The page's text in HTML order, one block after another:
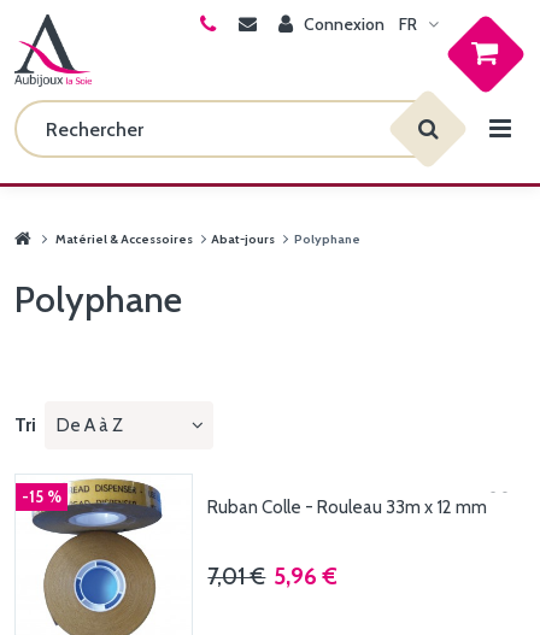
FR
Connexion
Matériel & Accessoires Abat-jours Polyphane
Polyphane
Tri De A à Z
-15 % Ruban Colle - Rouleau 33m x 12 mm
7,01 € 5,96 €